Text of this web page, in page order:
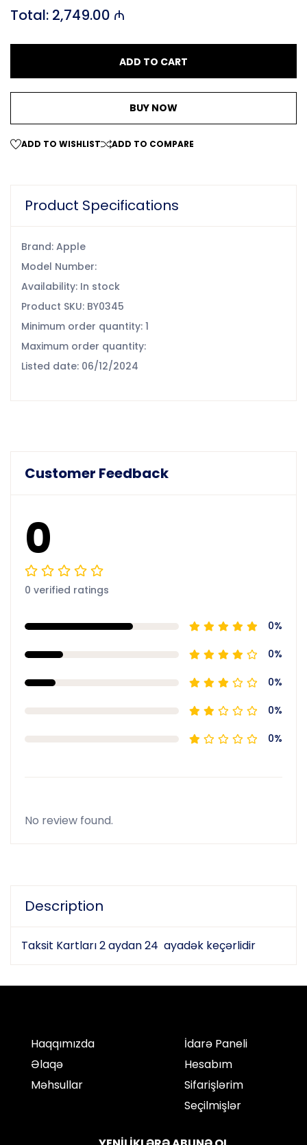
Total: 2,749.00 ₼
ADD TO CART
BUY NOW
ADD TO WISHLIST ADD TO COMPARE
Product Specifications
Brand: Apple
Model Number:
Availability: In stock
Product SKU: BY0345
Minimum order quantity: 1
Maximum order quantity:
Listed date: 06/12/2024
Customer Feedback
0
0 verified ratings
0%
0%
0%
0%
0%
No review found.
Description
Taksit Kartları 2 aydan 24 ayadək keçərlidir
Haqqımızda
Əlaqə
Məhsullar
İdarə Paneli
Hesabım
Sifarişlərim
Seçilmişlər